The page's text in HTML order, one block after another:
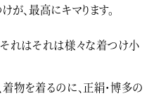
が、最高にキマります。
れはそれは様々な着つけ小
物を着るのに、正絹・博多の